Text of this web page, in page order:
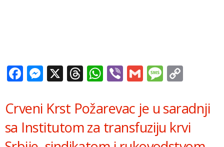
Facebook
Messenger
X Threads
WhatsApp
ViberGmail
Crveni Krst Požarevac je u saradnji
sa Institutom za transfuziju krvi